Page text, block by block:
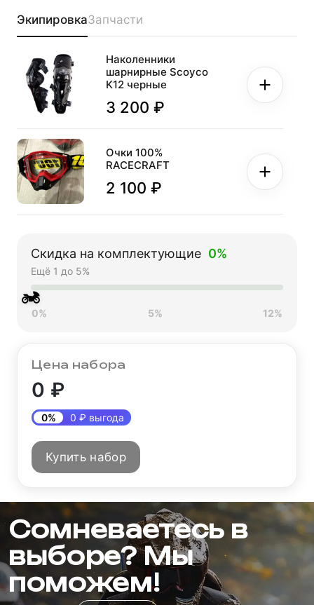
ЭкипировкаЗапчасти
Наколенники
шарнирные Scoyco
K12 черные
3 200 ₽
Очки 100%
RACECRAFT
2 100 ₽
№11 Orange (L)
мотокросс
2 100 ₽
Скидка на комплектующие 0%
Ещё 1 до 5%
🏍
0% 5% 12%
Цена набора
0 ₽
0% 0 ₽ выгода
Купить набор
Сомневаетесь в
выборе? Мы
поможем!